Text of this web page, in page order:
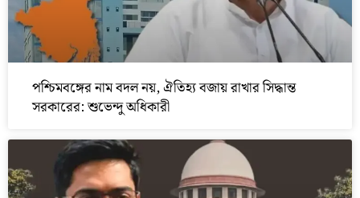
পশ্চিমবঙ্গের নাম বদল নয়, ঐতিহ্য বজায় রাখার সিদ্ধান্ত
সরকারের: শুভেন্দু অধিকারী